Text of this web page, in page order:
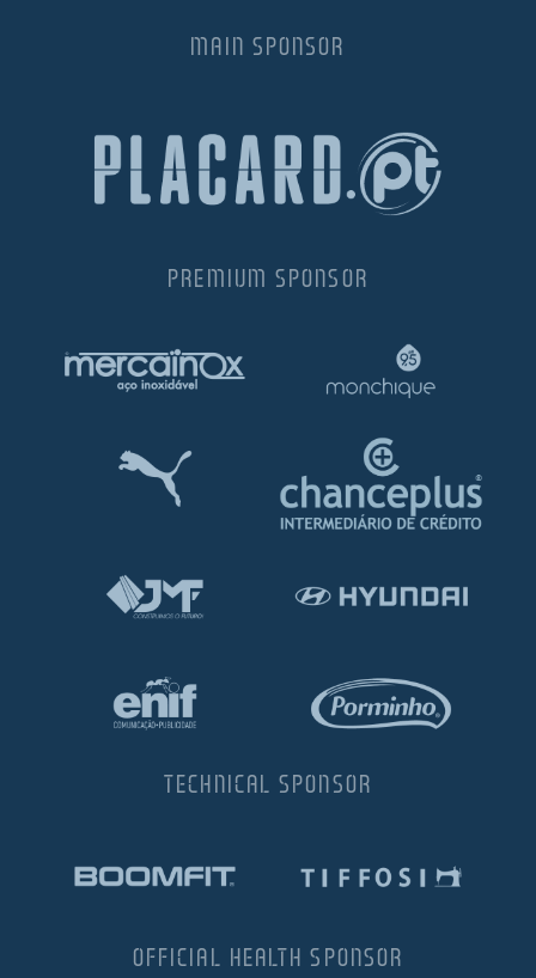
MAIN SPONSOR
PREMIUM SPONSOR
TECHNICAL SPONSOR
OFFICIAL HEALTH SPONSOR